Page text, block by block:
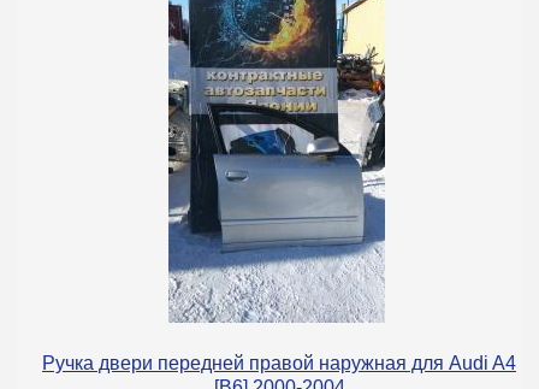
Ручка двери передней правой наружная для Audi A4